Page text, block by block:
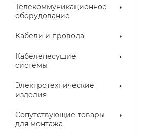
Телекоммуникационное
оборудование
Кабели и провода
Кабеленесущие
системы
Электротехнические
изделия
Сопутствующие товары
для монтажа